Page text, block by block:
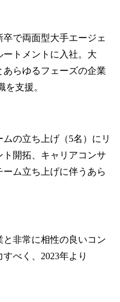
卒で両面型大手エージェ
トメントに入社。大
らゆるフェーズの企業
を支援。
の立ち上げ（5名）にリ
開拓、キャリアコンサ
ム立ち上げに伴うあら
非常に相性の良いコン
べく、2023年より